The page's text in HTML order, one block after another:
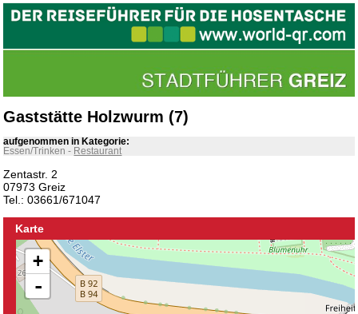
Gaststätte Holzwurm (7)
aufgenommen in Kategorie:
Essen/Trinken - Restaurant
Zentastr. 2
07973 Greiz
Tel.: 03661/671047
Karte
+
-